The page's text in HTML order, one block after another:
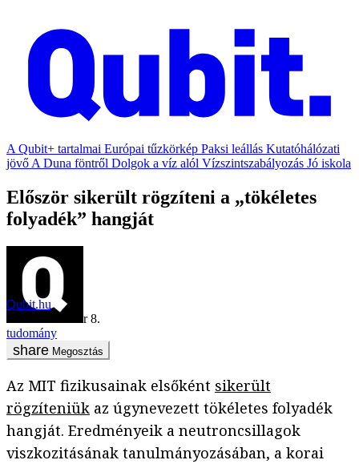
A Qubit+ tartalmai Európai tűzkörkép Paksi leállás Kutatóhálózati
jövő A Duna föntről Dolgok a víz alól Vízszintszabályozás Jó iskola
Először sikerült rögzíteni a „tökéletes
folyadék” hangját
Qubit.hu
2020. december 8.
tudomány
Megosztás
Az MIT fizikusainak elsőként sikerült
rögzíteniük az úgynevezett tökéletes folyadék
hangját. Eredményeik a neutroncsillagok
viszkozitásának tanulmányozásában, a korai